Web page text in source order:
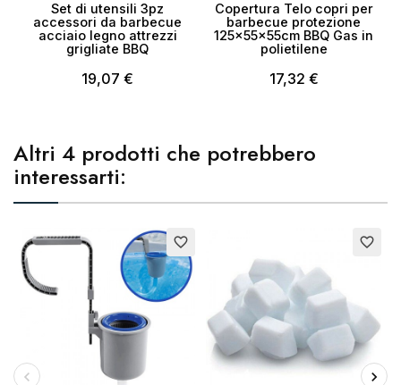
Set di utensili 3pz
accessori da barbecue
acciaio legno attrezzi
grigliate BBQ
19,07 €
Copertura Telo copri per
barbecue protezione
125x55x55cm BBQ Gas in
polietilene
17,32 €
Altri 4 prodotti che potrebbero
interessarti:
favorite_border favorite_border